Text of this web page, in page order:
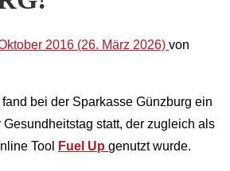
2016 (26. März 2026) von
bei der Sparkasse Günzburg ein
statt, der zugleich als
Tool
Fuel Up genutzt wurde.